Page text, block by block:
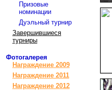
Призовые
номинации
Дуэльный турнир
Завершившиеся
турниры
Фотогалерея
Награждение 2009
Награждение 2011
Награждение 2012